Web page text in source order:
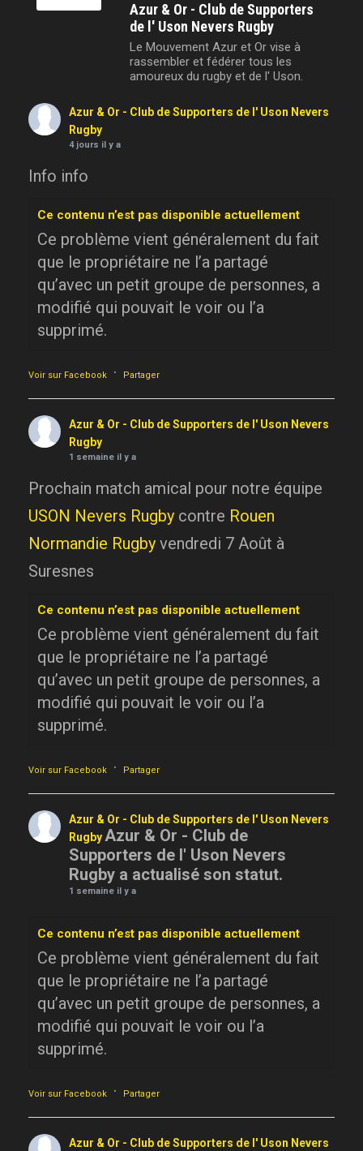
Azur & Or - Club de Supporters
de l' Uson Nevers Rugby
Le Mouvement Azur et Or vise à
rassembler et fédérer tous les
amoureux du rugby et de l' Uson.
Azur & Or - Club de Supporters de l' Uson Nevers
Rugby
4 jours il y a
Info info
Ce contenu n’est pas disponible actuellement
Ce problème vient généralement du fait
que le propriétaire ne l’a partagé
qu’avec un petit groupe de personnes, a
modifié qui pouvait le voir ou l’a
supprimé.
Voir sur Facebook · Partager
Azur & Or - Club de Supporters de l' Uson Nevers
Rugby
1 semaine il y a
Prochain match amical pour notre équipe
USON Nevers Rugby contre Rouen
Normandie Rugby vendredi 7 Août à
Suresnes
Ce contenu n’est pas disponible actuellement
Ce problème vient généralement du fait
que le propriétaire ne l’a partagé
qu’avec un petit groupe de personnes, a
modifié qui pouvait le voir ou l’a
supprimé.
Voir sur Facebook · Partager
Azur & Or - Club de Supporters de l' Uson Nevers
RugbyAzur & Or - Club de
Supporters de l' Uson Nevers
Rugby a actualisé son statut.
1 semaine il y a
Ce contenu n’est pas disponible actuellement
Ce problème vient généralement du fait
que le propriétaire ne l’a partagé
qu’avec un petit groupe de personnes, a
modifié qui pouvait le voir ou l’a
supprimé.
Voir sur Facebook · Partager
Azur & Or - Club de Supporters de l' Uson Nevers